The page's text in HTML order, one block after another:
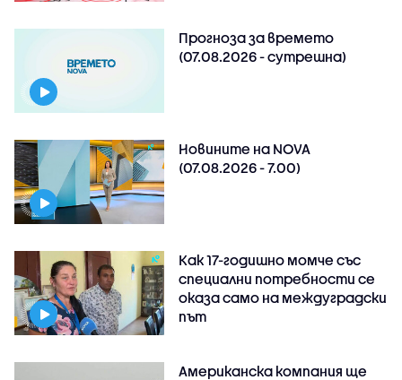
Прогноза за времето
(07.08.2026 - сутрешна)
Новините на NOVA
(07.08.2026 - 7.00)
Как 17-годишно момче със
специални потребности се
оказа само на междуградски
път
Американска компания ще